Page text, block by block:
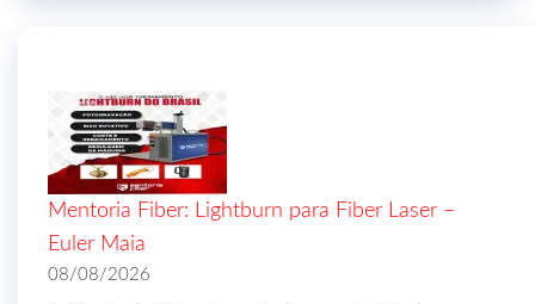
Mentoria Fiber: Lightburn para Fiber Laser –
Euler Maia
08/08/2026